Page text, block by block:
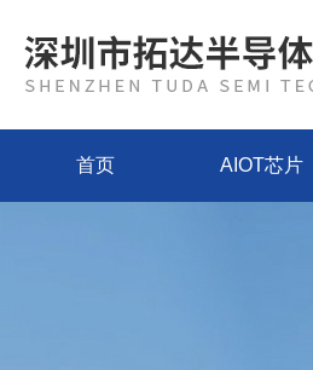
首页 AIOT芯片